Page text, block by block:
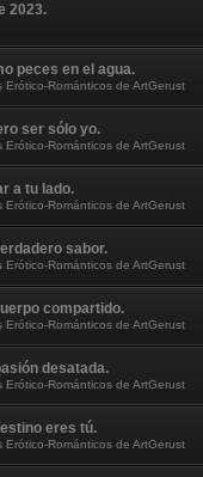
2023.
peces en el agua.
Erótico-Románticos de ArtGerust
ser sólo yo.
Erótico-Románticos de ArtGerust
a tu lado.
Erótico-Románticos de ArtGerust
sabor.
Erótico-Románticos de ArtGerust
compartido.
Erótico-Románticos de ArtGerust
desatada.
Erótico-Románticos de ArtGerust
eres tú.
Erótico-Románticos de ArtGerust